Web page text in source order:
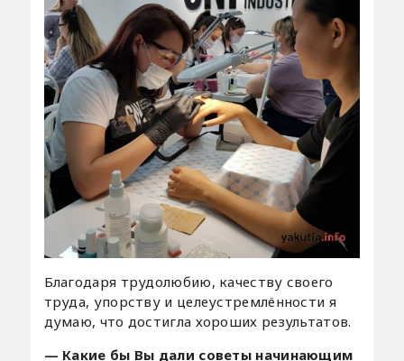
Благодаря трудолюбию, качеству своего
труда, упорству и целеустремлённости я
думаю, что достигла хороших результатов.
— Какие бы Вы дали советы начинающим